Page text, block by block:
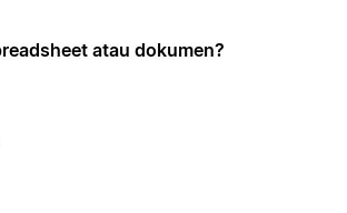
atau dokumen?